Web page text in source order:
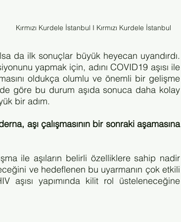
Kırmızı Kurdele İstanbul I Kırmızı Kurdele İstanbul
da ilk sonuçlar büyük heyecan uyandırdı.
yapmak için, adını COVID19 aşısı ile
oldukça olumlu ve önemli bir gelişme
göre bu durum aşıda sonuca daha kolay
bir adım.
aşı çalışmasının bir sonraki aşamasına
ile aşıların belirli özelliklere sahip nadir
ve hedeflenen bu uyarmanın çok etkili
aşısı yapımında kilit rol üsteleneceğine